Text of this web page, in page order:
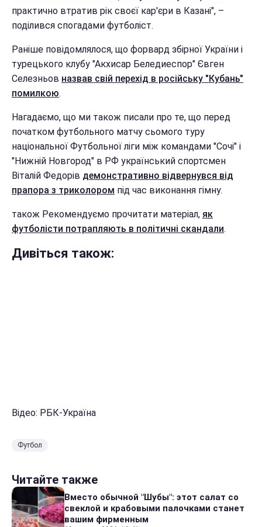
практично втратив рік своєї кар'єри в Казані", –
поділився спогадами футболіст.
Раніше повідомлялося, що форвард збірної України і
турецького клубу "Акхисар Беледиеспор" Євген
Селезньов назвав свій перехід в російську "Кубань"
помилкою.
Нагадаємо, що ми також писали про те, що перед
початком футбольного матчу сьомого туру
національної Футбольної ліги між командами "Сочі" і
"Нижній Новгород" в РФ український спортсмен
Віталій Федорів демонстративно відвернувся від
прапора з триколором під час виконання гімну.
також Рекомендуємо прочитати матеріал, як
футболісти потрапляють в політичні скандали.
Дивіться також:
Відео: РБК-Україна
Футбол
Читайте также
Вместо обычной "Шубы": этот салат со
свеклой и крабовыми палочками станет
вашим фирменным